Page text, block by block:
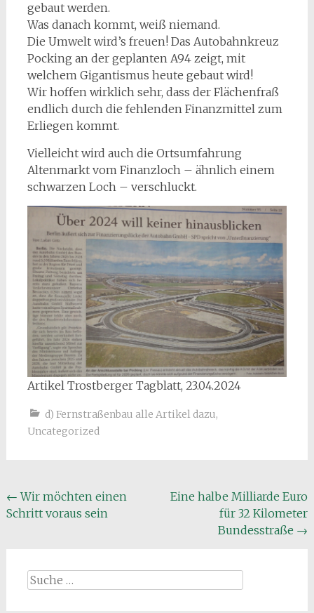
gebaut werden.
Was danach kommt, weiß niemand.
Die Umwelt wird’s freuen! Das Autobahnkreuz
Pocking an der geplanten A94 zeigt, mit
welchem Gigantismus heute gebaut wird!
Wir hoffen wirklich sehr, dass der Flächenfraß
endlich durch die fehlenden Finanzmittel zum
Erliegen kommt.
Vielleicht wird auch die Ortsumfahrung
Altenmarkt vom Finanzloch – ähnlich einem
schwarzen Loch – verschluckt.
Artikel Trostberger Tagblatt, 23.04.2024
d) Fernstraßenbau alle Artikel dazu,
Uncategorized
Beitragsnavigation
← Wir möchten einen
Schritt voraus sein
Eine halbe Milliarde Euro
für 32 Kilometer
Bundesstraße →
Suche